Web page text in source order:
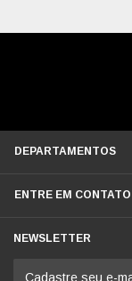
DEPARTAMENTOS
ENTRE EM CONTATO
NEWSLETTER